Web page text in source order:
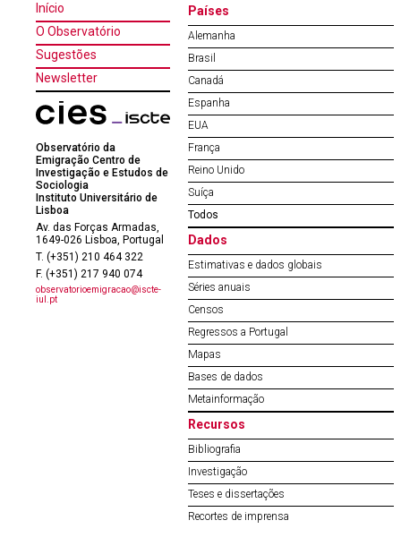
Início
O Observatório
Sugestões
Newsletter
Observatório da
Emigração Centro de
Investigação e Estudos de
Sociologia
Instituto Universitário de
Lisboa
Av. das Forças Armadas,
1649-026 Lisboa, Portugal
T. (+351) 210 464 322
F. (+351) 217 940 074
observatorioemigracao@iscte-
iul.pt
Países
Alemanha
Brasil
Canadá
Espanha
EUA
França
Reino Unido
Suíça
Todos
Dados
Estimativas e dados globais
Séries anuais
Censos
Regressos a Portugal
Mapas
Bases de dados
Metainformação
Recursos
Bibliografia
Investigação
Teses e dissertações
Recortes de imprensa